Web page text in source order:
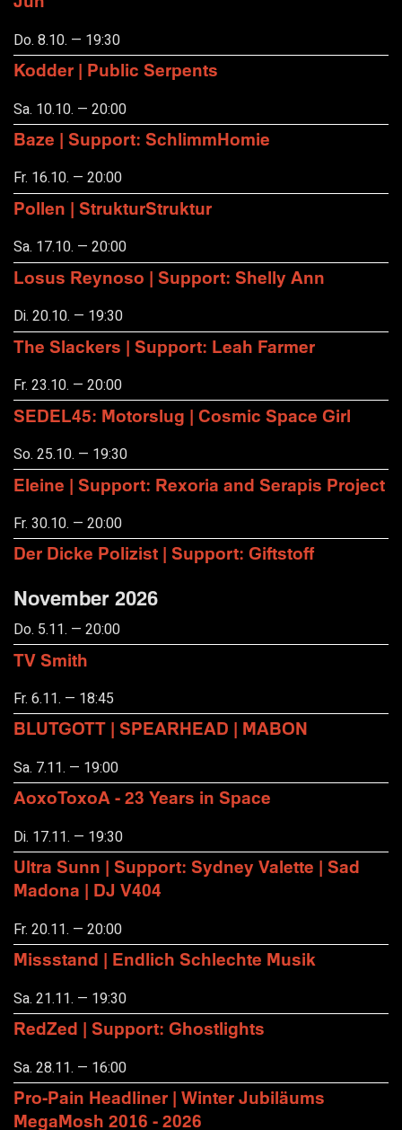
Do. 8.10. — 19:30
Kodder | Public Serpents
Sa. 10.10. — 20:00
Baze | Support: SchlimmHomie
Fr. 16.10. — 20:00
Pollen | StrukturStruktur
Sa. 17.10. — 20:00
Losus Reynoso | Support: Shelly Ann
Di. 20.10. — 19:30
The Slackers | Support: Leah Farmer
Fr. 23.10. — 20:00
SEDEL45: Motorslug | Cosmic Space Girl
So. 25.10. — 19:30
Eleine | Support: Rexoria and Serapis Project
Fr. 30.10. — 20:00
Der Dicke Polizist | Support: Giftstoff
November 2026
Do. 5.11. — 20:00
TV Smith
Fr. 6.11. — 18:45
BLUTGOTT | SPEARHEAD | MABON
Sa. 7.11. — 19:00
AoxoToxoA - 23 Years in Space
Di. 17.11. — 19:30
Ultra Sunn | Support: Sydney Valette | Sad
Madona | DJ V404
Fr. 20.11. — 20:00
Missstand | Endlich Schlechte Musik
Sa. 21.11. — 19:30
RedZed | Support: Ghostlights
Sa. 28.11. — 16:00
Pro-Pain Headliner | Winter Jubiläums
MegaMosh 2016 - 2026